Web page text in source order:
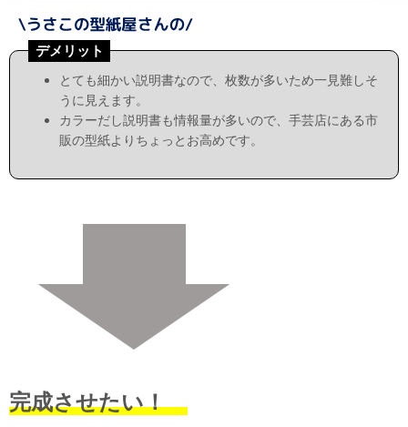
デメリット
とても細かい説明書なので、枚数が多いため一見難しそ
うに見えます。
カラーだし説明書も情報量が多いので、手芸店にある市
販の型紙よりちょっとお高めです。
完成させたい！